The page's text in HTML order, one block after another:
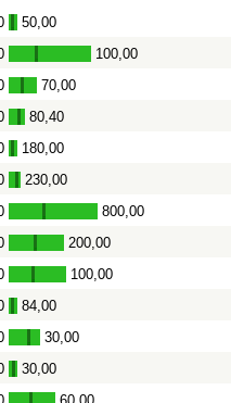
- 50,00
- 100,00
- 70,00
- 80,40
- 180,00
- 230,00
- 800,00
- 200,00
- 100,00
- 84,00
- 30,00
- 30,00